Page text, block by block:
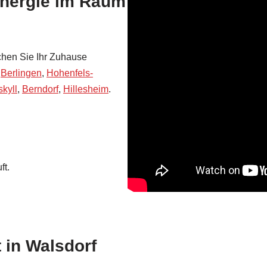
Sie Ihr Zuhause
Berlingen, Hohenfels-
, Berndorf, Hillesheim.
in Walsdorf